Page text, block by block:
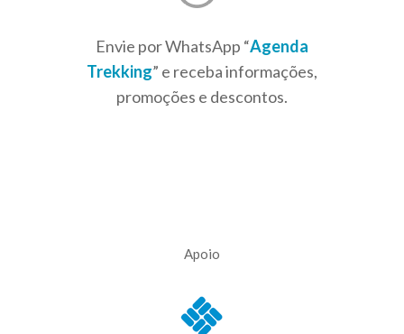
Envie por WhatsApp “Agenda
Trekking” e receba informações,
promoções e descontos.
Apoio